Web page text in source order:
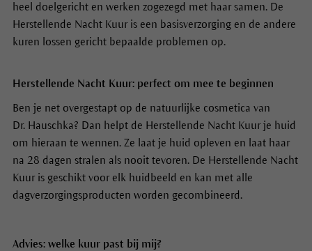
heel doelgericht en werken zogezegd met haar samen. De
Herstellende Nacht Kuur is een basisverzorging en de andere
kuren lossen gericht bepaalde problemen op.
Herstellende Nacht Kuur: perfect om mee te beginnen
Ben je net overgestapt op de natuurlijke cosmetica van
Dr. Hauschka? Dan helpt de Herstellende Nacht Kuur je huid
om hieraan te wennen. Ze laat je huid opleven en laat haar
na 28 dagen stralen als nooit tevoren. De Herstellende Nacht
Kuur is geschikt voor elk huidbeeld en kan met alle
dagverzorgingsproducten worden gecombineerd.
Advies: welke kuur past bij mij?